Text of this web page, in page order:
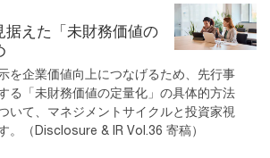
据えた「未財務価値の
を企業価値向上につなげるため、先行事
る「未財務価値の定量化」の具体的方法
いて、マネジメントサイクルと投資家視
。（Disclosure & IR Vol.36 寄稿）